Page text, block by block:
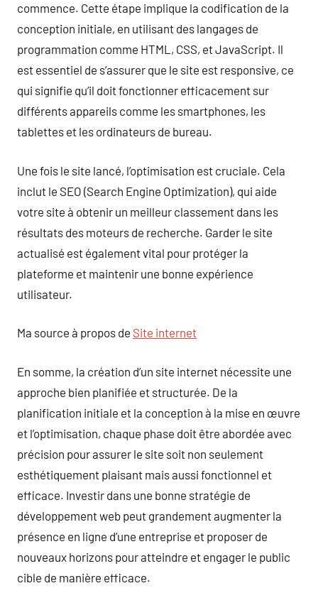
commence. Cette étape implique la codification de la
conception initiale, en utilisant des langages de
programmation comme HTML, CSS, et JavaScript. Il
est essentiel de s’assurer que le site est responsive, ce
qui signifie qu’il doit fonctionner efficacement sur
différents appareils comme les smartphones, les
tablettes et les ordinateurs de bureau.
Une fois le site lancé, l’optimisation est cruciale. Cela
inclut le SEO (Search Engine Optimization), qui aide
votre site à obtenir un meilleur classement dans les
résultats des moteurs de recherche. Garder le site
actualisé est également vital pour protéger la
plateforme et maintenir une bonne expérience
utilisateur.
Ma source à propos de Site internet
En somme, la création d’un site internet nécessite une
approche bien planifiée et structurée. De la
planification initiale et la conception à la mise en œuvre
et l’optimisation, chaque phase doit être abordée avec
précision pour assurer le site soit non seulement
esthétiquement plaisant mais aussi fonctionnel et
efficace. Investir dans une bonne stratégie de
développement web peut grandement augmenter la
présence en ligne d’une entreprise et proposer de
nouveaux horizons pour atteindre et engager le public
cible de manière efficace.